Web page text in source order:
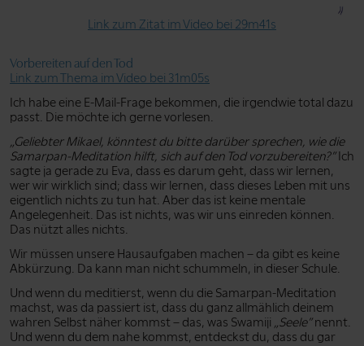
Link zum Zitat im Video bei 29m41s
Vorbereiten auf den Tod
Link zum Thema im Video bei 31m05s
Ich habe eine E-Mail-Frage bekommen, die irgendwie total dazu
passt. Die möchte ich gerne vorlesen.
„Geliebter Mikael, könntest du bitte darüber sprechen, wie die
Samarpan-Meditation hilft, sich auf den Tod vorzubereiten?”Ich
sagte ja gerade zu Eva, dass es darum geht, dass wir lernen,
wer wir wirklich sind; dass wir lernen, dass dieses Leben mit uns
eigentlich nichts zu tun hat. Aber das ist keine mentale
Angelegenheit. Das ist nichts, was wir uns einreden können.
Das nützt alles nichts.
Wir müssen unsere Hausaufgaben machen – da gibt es keine
Abkürzung. Da kann man nicht schummeln, in dieser Schule.
Und wenn du meditierst, wenn du die Samarpan-Meditation
machst, was da passiert ist, dass du ganz allmählich deinem
wahren Selbst näher kommst – das, was Swamiji „Seele”nennt.
Und wenn du dem nahe kommst, entdeckst du, dass du gar